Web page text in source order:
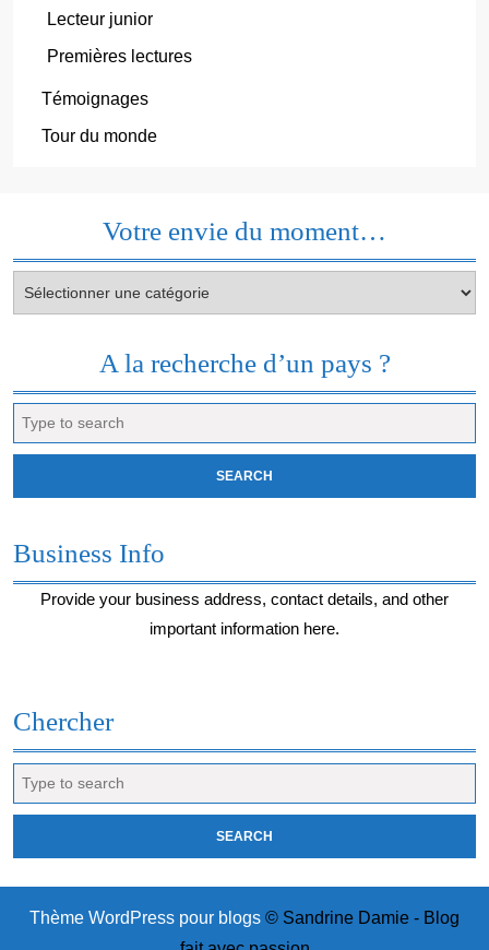
Lecteur junior
Premières lectures
Témoignages
Tour du monde
Votre envie du moment…
envie
A la recherche d’un pays ?
for:
Business Info
Provide your business address, contact details, and other
important information here.
Chercher
for:
Thème WordPress pour blogs © Sandrine Damie - Blog